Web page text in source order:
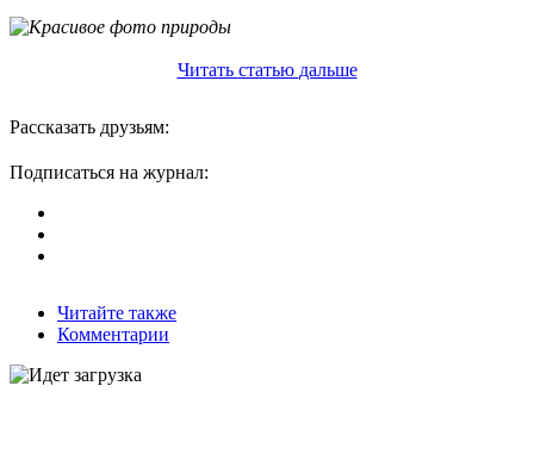
Читать статью дальше
Рассказать друзьям:
Подписаться на журнал:
Читайте также
Комментарии